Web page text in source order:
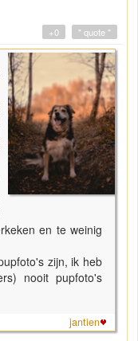
" quote "
+0
en te weinig
zijn, ik heb
nooit pupfoto's
jantien